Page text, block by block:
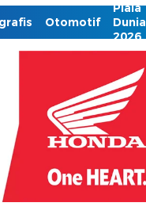
Otomotif
Piala
Dunia
2026